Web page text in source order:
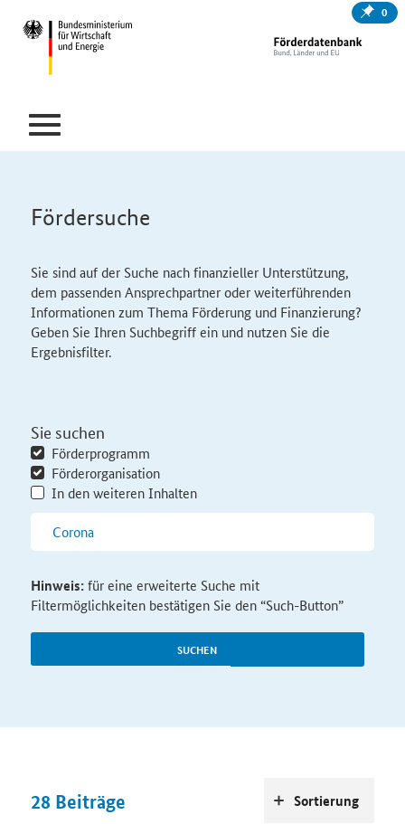
0
Fördersuche
Sie sind auf der Suche nach finanzieller Unterstützung,
dem passenden Ansprechpartner oder weiterführenden
Informationen zum Thema Förderung und Finanzierung?
Geben Sie Ihren Suchbegriff ein und nutzen Sie die
Ergebnisfilter.
Sie suchen
Förderprogramm
Förderorganisation
In den weiteren Inhalten
SUCHEN
Hinweis:für eine erweiterte Suche mit
Filtermöglichkeiten bestätigen Sie den “Such-Button”
28 Beiträge Sortierung